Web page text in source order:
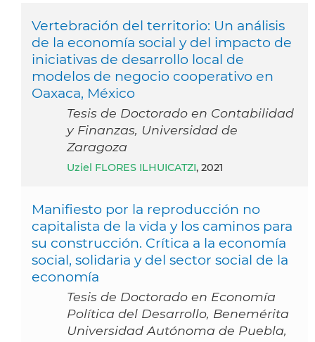
Vertebración del territorio: Un análisis
de la economía social y del impacto de
iniciativas de desarrollo local de
modelos de negocio cooperativo en
Oaxaca, México
Tesis de Doctorado en Contabilidad
y Finanzas, Universidad de
Zaragoza
Uziel FLORES ILHUICATZI, 2021
Manifiesto por la reproducción no
capitalista de la vida y los caminos para
su construcción. Crítica a la economía
social, solidaria y del sector social de la
economía
Tesis de Doctorado en Economía
Política del Desarrollo, Benemérita
Universidad Autónoma de Puebla,